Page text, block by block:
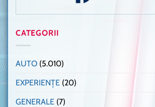
CATEGORII
AUTO (5.010)
EXPERIENȚE (20)
GENERALE (7)